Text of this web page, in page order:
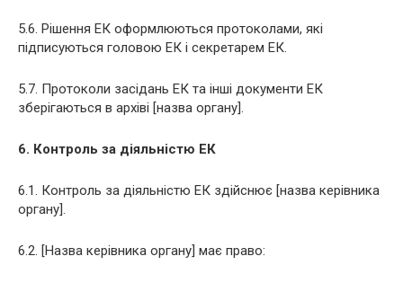
5.6. Рішення ЕК оформлюються протоколами, які
підписуються головою ЕК і секретарем ЕК.
5.7. Протоколи засідань ЕК та інші документи ЕК
зберігаються в архіві [назва органу].
6. Контроль за діяльністю ЕК
6.1. Контроль за діяльністю ЕК здійснює [назва керівника
органу].
6.2. [Назва керівника органу] має право: